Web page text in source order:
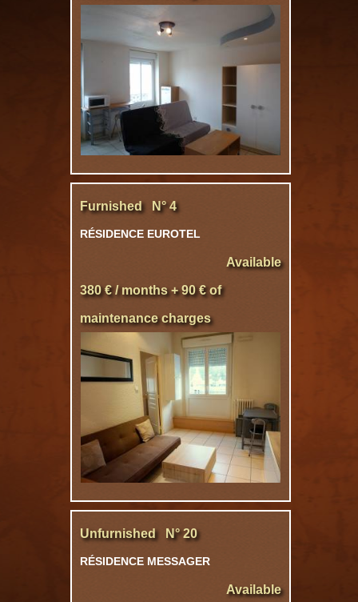
Furnished N° 4
RÉSIDENCE EUROTEL
Available
380 € / months + 90 € of
maintenance charges
Unfurnished N° 20
RÉSIDENCE MESSAGER
Available